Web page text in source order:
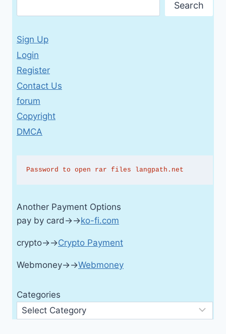
Search
Sign Up
Login
Register
Contact Us
forum
Copyright
DMCA
Password to open rar files langpath.net
Another Payment Options
pay by card→→ko-fi.com
crypto→→Crypto Payment
Webmoney→→Webmoney
Categories